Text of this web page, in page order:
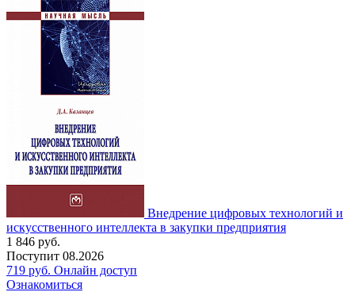
Внедрение цифровых технологий и
искусственного интеллекта в закупки предприятия
1 846 руб.
Поступит 08.2026
719 руб. Онлайн доступ
Ознакомиться